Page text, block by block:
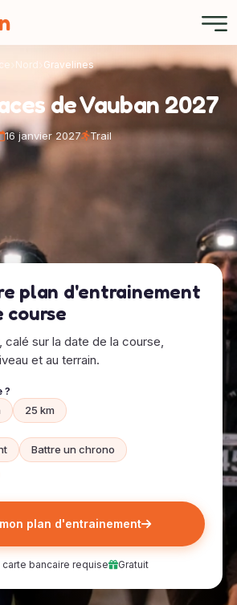
Nord Gravelines
de Vauban 2027
16 janvier 2027 Trail
plan d'entrainement
calé sur la date de la course,
et au terrain.
?
25 km
Battre un chrono
plan d'entrainement
carte bancaire requise Gratuit
cookies